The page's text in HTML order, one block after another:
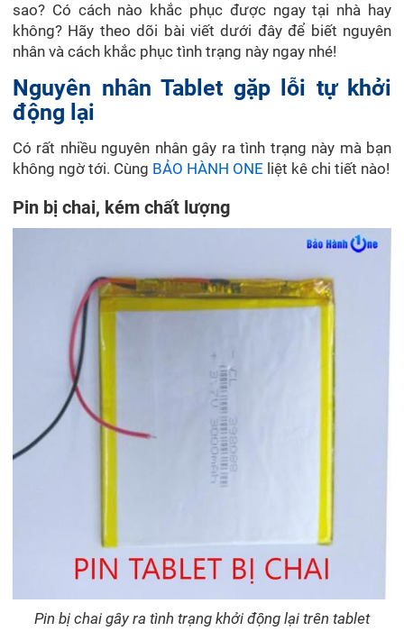
sao? Có cách nào khắc phục được ngay tại nhà hay
không? Hãy theo dõi bài viết dưới đây để biết nguyên
nhân và cách khắc phục tình trạng này ngay nhé!
Nguyên nhân Tablet gặp lỗi tự khởi
động lại
Có rất nhiều nguyên nhân gây ra tình trạng này mà bạn
không ngờ tới. Cùng BẢO HÀNH ONE liệt kê chi tiết nào!
Pin bị chai, kém chất lượng
Pin bị chai gây ra tình trạng khởi động lại trên tablet